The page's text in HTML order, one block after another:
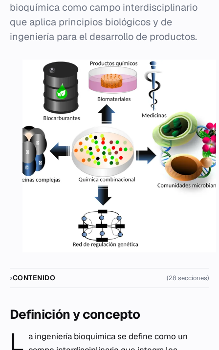
bioquímica como campo interdisciplinario
que aplica principios biológicos y de
ingeniería para el desarrollo de productos.
CONTENIDO (28 secciones)
Definición y concepto
L a ingeniería bioquímica se define como un